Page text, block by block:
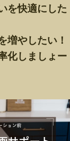
を快適にした
増やしたい！
化しましょー